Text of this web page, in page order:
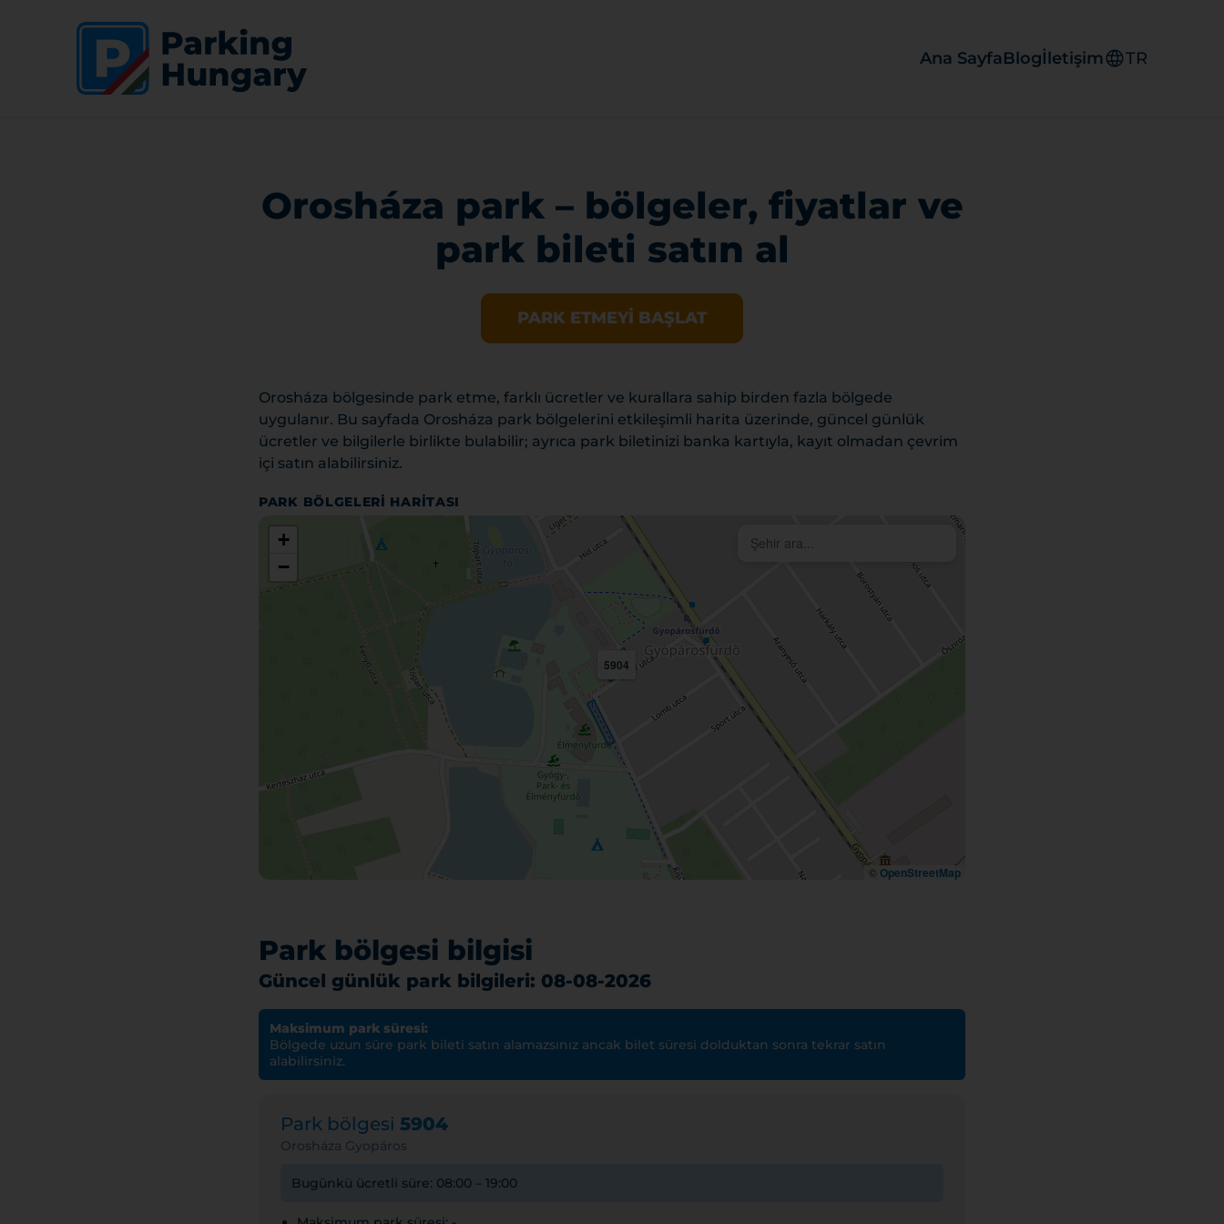
Ana SayfaBlogİletişim TR
Orosháza park – bölgeler, fiyatlar ve
park bileti satın al
PARK ETMEYI BAŞLAT
Orosháza bölgesinde park etme, farklı ücretler ve kurallara sahip birden fazla bölgede
uygulanır. Bu sayfada Orosháza park bölgelerini etkileşimli harita üzerinde, güncel günlük
ücretler ve bilgilerle birlikte bulabilir; ayrıca park biletinizi banka kartıyla, kayıt olmadan çevrim
içi satın alabilirsiniz.
PARK BÖLGELERI HARITASI
5904
+
−
© OpenStreetMap
Park bölgesi bilgisi
Güncel günlük park bilgileri: 08-08-2026
Maksimum park süresi:
Bölgede uzun süre park bileti satın alamazsınız ancak bilet süresi dolduktan sonra tekrar satın
alabilirsiniz.
Park bölgesi 5904
Orosháza Gyopáros
Bugünkü ücretli süre: 08:00 – 19:00